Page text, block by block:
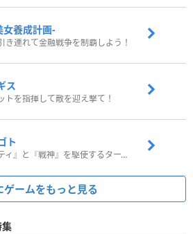
養成計画-
き連れて金融戦争を制覇しよう！
ス
トを指揮して敵を迎え撃て！
ト
武器の『アビリティ』と『戦神』を駆使するターン制コマンドバトルRPG！
ゲームをもっと見る